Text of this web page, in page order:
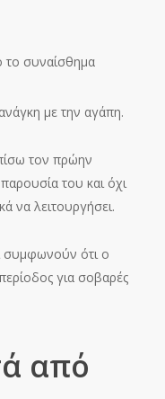
το συναίσθημα
με την αγάπη.
τον πρώην
του και όχι
να λειτουργήσει.
συμφωνούν ότι ο
για σοβαρές
από